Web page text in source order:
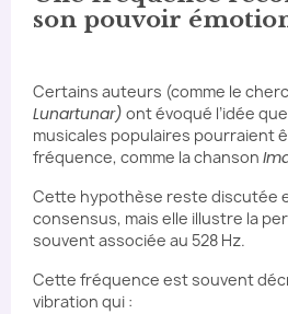
son pouvoir
Certains auteurs (comme le
Lunartunar) ont évoqué l’idée
musicales populaires pourraient
fréquence, comme la chanson
Cette hypothèse reste discutée
consensus, mais elle illustre la
souvent associée au 528 Hz.
Cette fréquence est souvent
vibration qui :